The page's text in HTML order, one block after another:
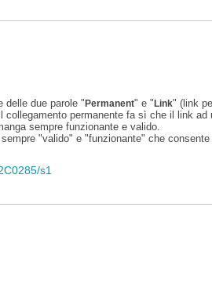
delle due parole "Permanent" e "Link" (link
collegamento permanente fa sì che il link
sempre funzionante e valido.
"valido" e "funzionante" che
s1